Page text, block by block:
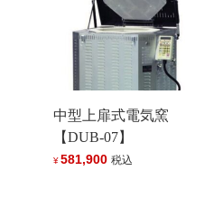
中型上扉式電気窯
【DUB-07】
¥581,900 税込